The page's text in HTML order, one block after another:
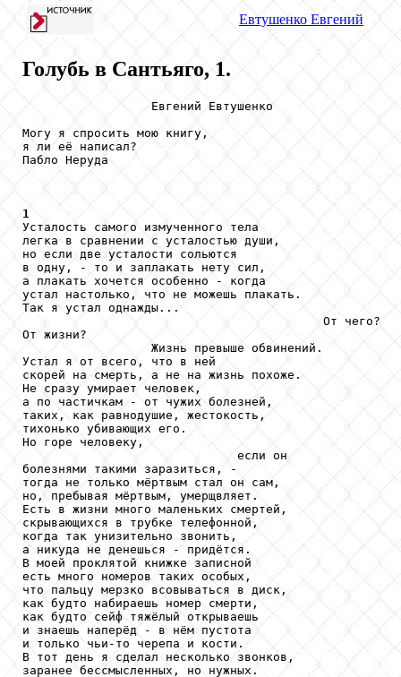
Евтушенко Евгений
Голубь в Сантьяго, 1.
                  Евгений Евтушенко
Могу я спросить мою книгу,
я ли её написал?
Пабло Неруда
1
Усталость самого измученного тела
легка в сравнении с усталостью души,
но если две усталости сольются
в одну, - то и заплакать нету сил,
а плакать хочется особенно - когда
устал настолько, что не можешь плакать.
Так я устал однажды...
                                          От чего?
От жизни?
                  Жизнь превыше обвинений.
Устал я от всего, что в ней
скорей на смерть, а не на жизнь похоже.
Не сразу умирает человек,
а по частичкам - от чужих болезней,
таких, как равнодушие, жестокость,
тихонько убивающих его.
Но горе человеку,
                              если он
болезнями такими заразиться, -
тогда не только мёртвым стал он сам,
но, пребывая мёртвым, умерщвляет.
Есть в жизни много маленьких смертей,
скрывающихся в трубке телефонной,
когда так унизительно звонить,
а никуда не денешься - придётся.
В моей проклятой книжке записной
есть много номеров таких особых,
что пальцу мерзко всовываться в диск,
как будто набираешь номер смерти,
как будто сейф тяжёлый открываешь
и знаешь наперёд - в нём пустота
и только чьи-то черепа и кости.
В тот день я сделал несколько звонков,
заранее бессмысленных, но нужных.